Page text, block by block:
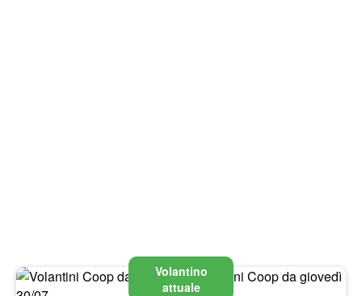
Volantino
attuale